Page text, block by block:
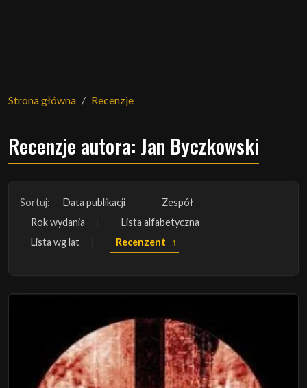
Strona główna Recenzje
Recenzje autora: Jan Byczkowski
Sortuj: Data publikacji
Zespół
Rok wydania
Lista alfabetyczna
Lista wg lat
Recenzent